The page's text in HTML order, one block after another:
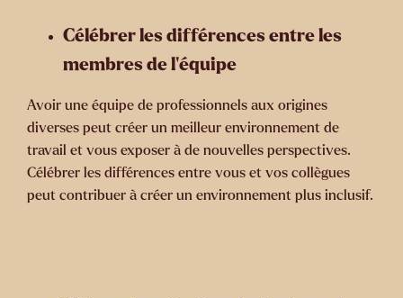
Célébrer les différences entre les
membres de l’équipe
Avoir une équipe de professionnels aux origines
diverses peut créer un meilleur environnement de
travail et vous exposer à de nouvelles perspectives.
Célébrer les différences entre vous et vos collègues
peut contribuer à créer un environnement plus inclusif.